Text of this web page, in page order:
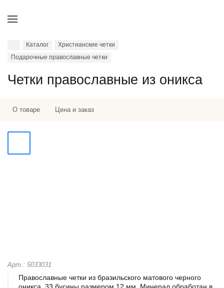
Каталог
Христианские четки
Подарочные православные четки
Четки православные из оникса
О товаре Цена и заказ
Арт.: 5033031
Православные четки из бразильского матового черного